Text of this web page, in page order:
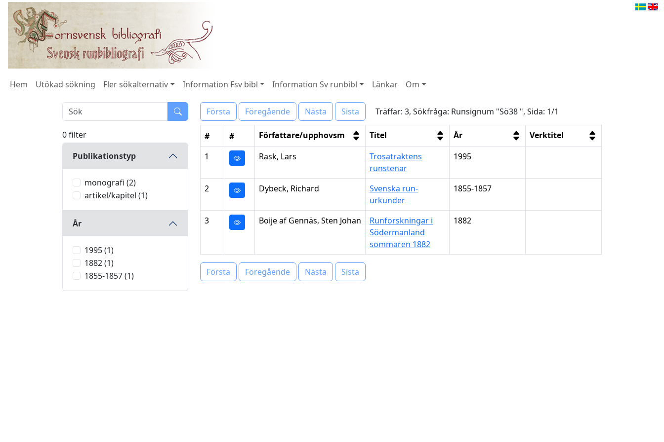
Hem Utökad sökning Fler sökalternativ Information Fsv bibl Information Sv runbibl Länkar Om
0 filter
Publikationstyp
monografi (2)
artikel/kapitel (1)
År
1995 (1)
1882 (1)
1855-1857 (1)
Första Föregående Nästa Sista Träffar: 3, Sökfråga: Runsignum "Sö38 ", Sida: 1/1
# # Författare/upphovsm Titel År
Verktitel
1
Rask, Lars
Trosatraktens
runstenar
1995
2 Dybeck, Richard
Svenska run-
urkunder
1855-1857
3 Boije af Gennäs, Sten Johan
Runforskningar i
Södermanland
sommaren 1882
1882
Första Föregående Nästa Sista